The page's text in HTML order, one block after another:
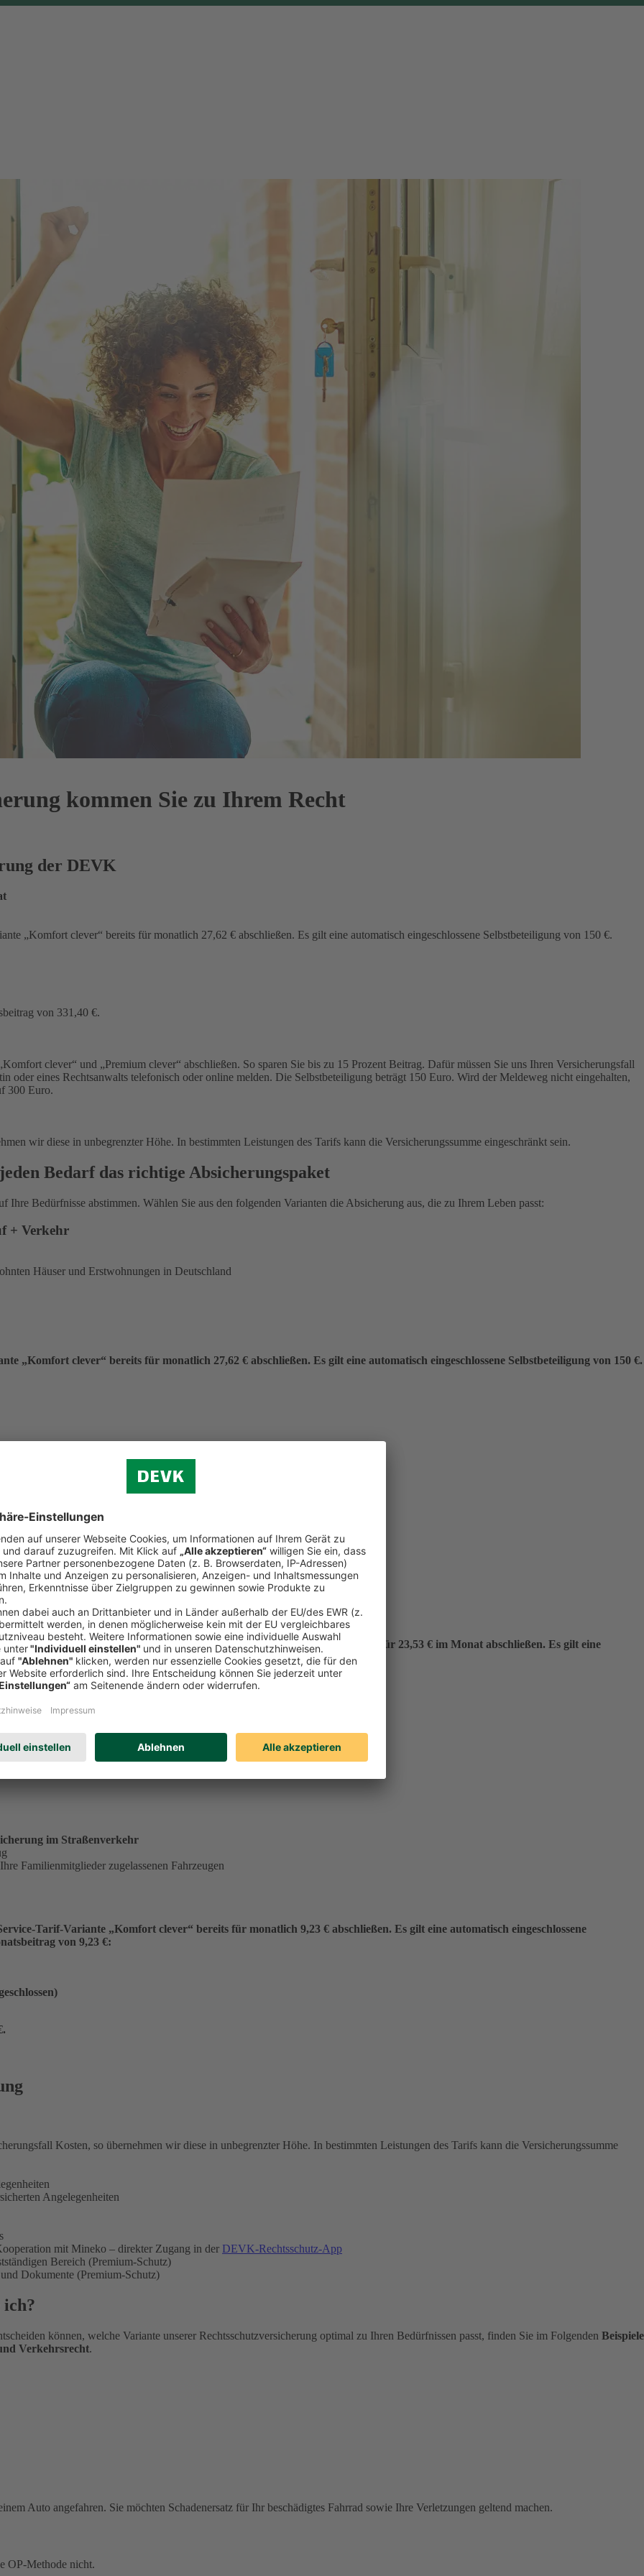
kommen Sie zu Ihrem Recht
der DEVK
„Komfort clever“ bereits für monatlich 27,62 € abschließen. Es gilt eine automatisch eingeschlossene Selbstbeteiligung von 150 €.
von 331,40 €.
clever“ und „Premium clever“ abschließen. So sparen Sie bis zu 15 Prozent Beitrag. Dafür müssen Sie uns Ihren Versicherungsfall
oder eines Rechtsanwalts telefonisch oder online melden. Die Selbstbeteiligung beträgt 150 Euro. Wird der Meldeweg nicht eingehalten,
300 Euro.
wir diese in unbegrenzter Höhe. In bestimmten Leistungen des Tarifs kann die Versicherungssumme eingeschränkt sein.
Bedarf das richtige Absicherungspaket
Ihre Bedürfnisse abstimmen. Wählen Sie aus den folgenden Varianten die Absicherung aus, die zu Ihrem Leben passt:
+ Verkehr
Häuser und Erstwohnungen in Deutschland
„Komfort clever“ bereits für monatlich 27,62 € abschließen. Es gilt eine automatisch eingeschlossene Selbstbeteiligung von 150 €.
von 331,40 €.
(ohne Verkehr)
Reiserecht
Bereich (Premium-Schutz)
tätiger Single in der Service-Tarif-Variante „Komfort clever“ bereits für 23,53 € im Monat abschließen. Es gilt eine
für einen Monatsbeitrag von 23,53 €:
.
im Straßenverkehr
Familienmitglieder zugelassenen Fahrzeugen
Tarif-Variante „Komfort clever“ bereits für monatlich 9,23 € abschließen. Es gilt eine automatisch eingeschlossene
von 9,23 €:
.
Kosten, so übernehmen wir diese in unbegrenzter Höhe. In bestimmten Leistungen des Tarifs kann die Versicherungssumme
Angelegenheiten
mit Mineko – direkter Zugang in der DEVK-Rechtsschutz-App
Bereich (Premium-Schutz)
Dokumente (Premium-Schutz)
ich?
können, welche Variante unserer Rechtsschutzversicherung optimal zu Ihren Bedürfnissen passt, finden Sie im Folgenden Beispiele
Verkehrsrecht.
Auto angefahren. Sie möchten Schadenersatz für Ihr beschädigtes Fahrrad sowie Ihre Verletzungen geltend machen.
OP-Methode nicht.